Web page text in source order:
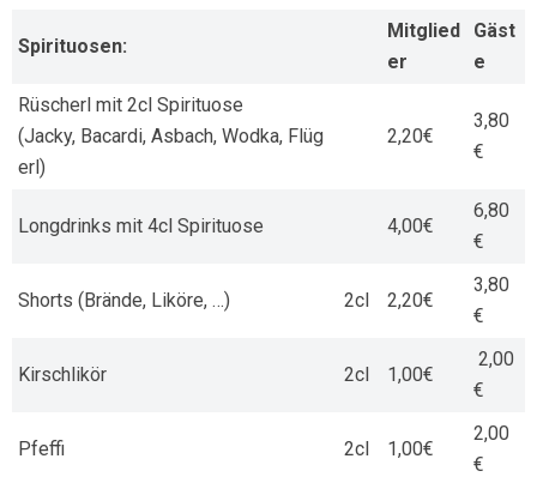
Spirituosen:
Mitglied
er
Gäst
e
Rüscherl mit 2cl Spirituose
(Jacky, Bacardi, Asbach, Wodka, Flüg
erl)
2,20€
3,80
€
Longdrinks mit 4cl Spirituose 4,00€
6,80
€
Shorts (Brände, Liköre, …) 2cl 2,20€
3,80
€
Kirschlikör 2cl 1,00€
2,00
€
Pfeffi 2cl 1,00€
2,00
€